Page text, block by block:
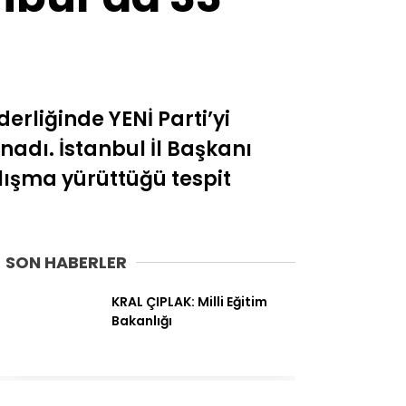
YENİ Parti’yi
İstanbul İl Başkanı
yürüttüğü tespit
SON HABERLER
KRAL ÇIPLAK: Milli Eğitim
Bakanlığı